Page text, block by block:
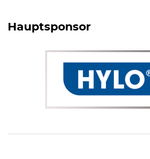
Hauptsponsor